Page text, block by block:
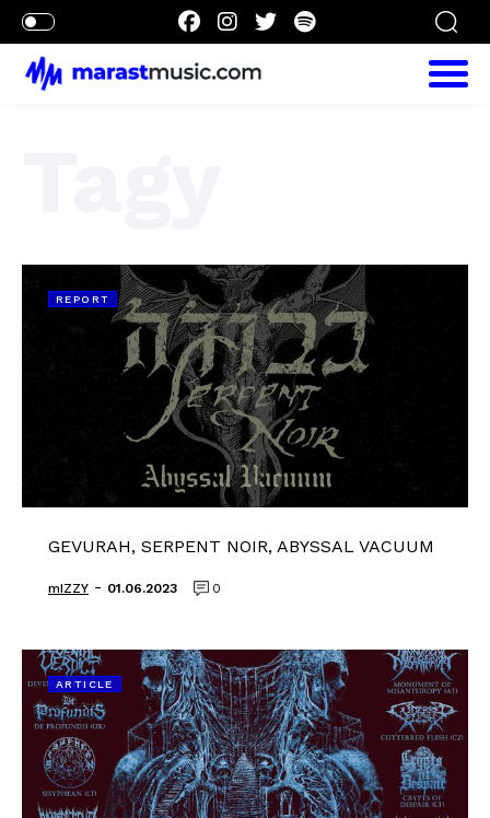
REPORT
GEVURAH, SERPENT NOIR, ABYSSAL VACUUM
mIZZY - 01.06.2023 0
ARTICLE